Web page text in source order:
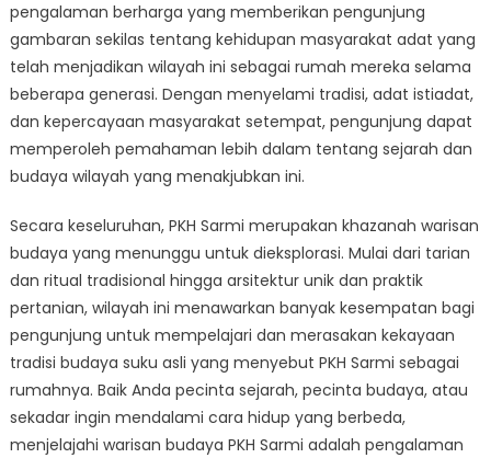
pengalaman berharga yang memberikan pengunjung
gambaran sekilas tentang kehidupan masyarakat adat yang
telah menjadikan wilayah ini sebagai rumah mereka selama
beberapa generasi. Dengan menyelami tradisi, adat istiadat,
dan kepercayaan masyarakat setempat, pengunjung dapat
memperoleh pemahaman lebih dalam tentang sejarah dan
budaya wilayah yang menakjubkan ini.
Secara keseluruhan, PKH Sarmi merupakan khazanah warisan
budaya yang menunggu untuk dieksplorasi. Mulai dari tarian
dan ritual tradisional hingga arsitektur unik dan praktik
pertanian, wilayah ini menawarkan banyak kesempatan bagi
pengunjung untuk mempelajari dan merasakan kekayaan
tradisi budaya suku asli yang menyebut PKH Sarmi sebagai
rumahnya. Baik Anda pecinta sejarah, pecinta budaya, atau
sekadar ingin mendalami cara hidup yang berbeda,
menjelajahi warisan budaya PKH Sarmi adalah pengalaman